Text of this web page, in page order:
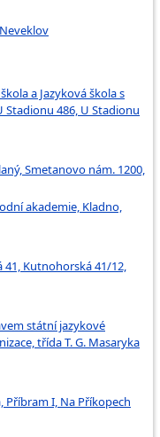
a Jazyková škola s
Stadionu 486, U Stadionu
Smetanovo nám. 1200,
akademie, Kladno,
Kutnohorská 41/12,
státní jazykové
třída T. G. Masaryka
Příbram I, Na Příkopech